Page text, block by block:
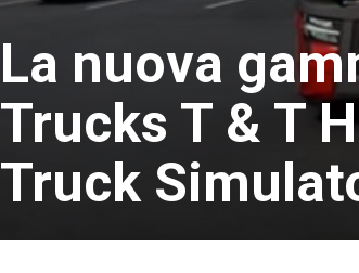
La nuova
Trucks T & T
Truck